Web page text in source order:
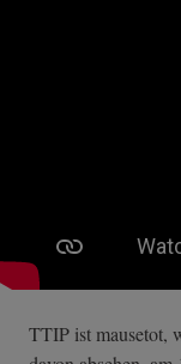
TTIP ist mausetot,